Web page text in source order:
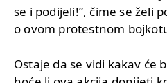
se i podijeli!”, čime se želi
o ovom protestnom
Ostaje da se vidi kakav će